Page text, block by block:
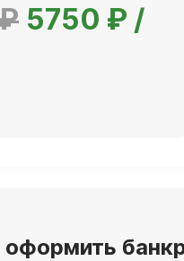
5750 ₽ /
оформить